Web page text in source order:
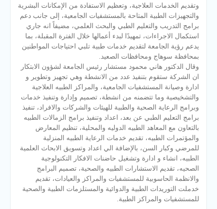
وتقديم الخدمات العلاجية، وتعظيم الاستفادة من الإمكانات البشرية
والتجهيزات الطبية المتاحة بالمستشفيات الجامعية، إلى جانب دعم
برامج التدريب والتعليم الطبي والبحث العلمي، مضيفاً انه جاري
استكمال الاجراءات، تمهيدًا لبدء أعمالها خلال الفترة المقبلة، بما
يدعم رؤية الجامعة لتقديم خدمات طبية تلبي احتياجات المواطنين
بمحافظة سوهاج ومحافظات الصعيد.
وقال الدكتور هاني محمود مستشار رئيس الجامعة لشؤون الابتكار
ان الشركة ستقوم بتنفيذ عدد من الانشطة وهي تجهيز وتطوير و
ادارة وصيانة المستشفيات الجامعية، والمراكز الطبيه العلاجية
والتشخيصية وما تتضمنه من انشطة، تصميم وإدارة وتنفيذ خدمات
وبرامج الرعاية الصحية والطبية للهيئات والشركات والافراد، تنفيذ
برامج التعليم الطبي عن بعد، اعداد وتنفيذ برامج الزمالات الطبيه
بالتعاون مع المعاهد الطبيه الدوليه والمحلية، تنظيم المعارض
والمؤتمرات الطبيه، تقديم خدمات الرعاية الطبيه المنزلية
للمرضي وكبار السن، بالإضافة الي اعداد وتسويق الابحاث العلمية
الطبيه، انشاء و ادارة وتشغيل حاضنات الافكار التكنولوجية
الصحيه، تقديم الاستشارات الطبيه والصحية، تصميم البرامج
والانظمة الحاسوبية للمستشفيات والمراكز والعيادات، تقديم
خدملت التوريدات الطبية والدوائية والمستلزمات الطبية والصحية
للمستشفيات والمراكز الطبية.